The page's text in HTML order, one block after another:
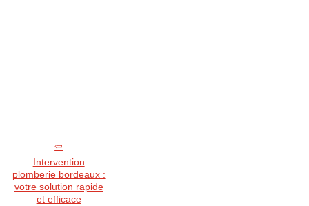
Intervention
plomberie bordeaux :
votre solution rapide
et efficace